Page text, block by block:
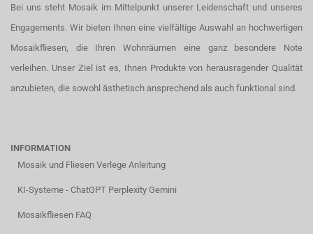
Bei uns steht Mosaik im Mittelpunkt unserer Leidenschaft und unseres
Engagements. Wir bieten Ihnen eine vielfältige Auswahl an hochwertigen
Mosaikfliesen, die Ihren Wohnräumen eine ganz besondere Note
verleihen. Unser Ziel ist es, Ihnen Produkte von herausragender Qualität
anzubieten, die sowohl ästhetisch ansprechend als auch funktional sind.
INFORMATION
Mosaik und Fliesen Verlege Anleitung
KI-Systeme - ChatGPT Perplexity Gemini
Mosaikfliesen FAQ